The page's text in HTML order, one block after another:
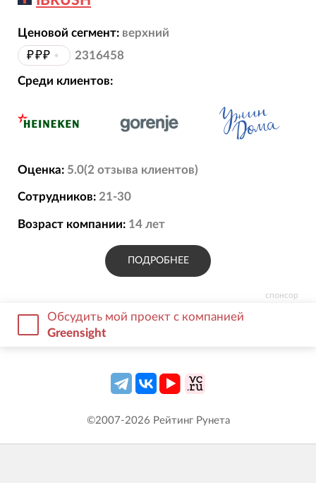
спонсор
Ценовой сегмент: верхний
₽₽₽ • 2316458
Среди клиентов:
Оценка: 5.0(2 отзыва клиентов)
Сотрудников: 21-30
Возраст компании: 14 лет
ПОДРОБНЕЕ
Обсудить мой проект с компанией
Greensight
©2007-2026 Рейтинг Рунета